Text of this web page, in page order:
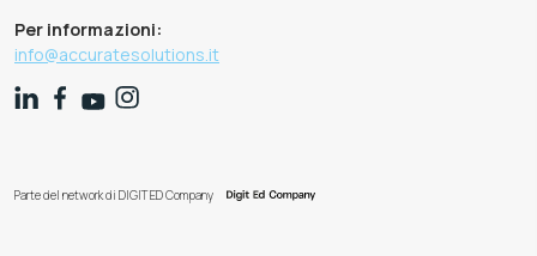
Per informazioni:
info@accuratesolutions.it
Parte del network di DIGIT ED Company